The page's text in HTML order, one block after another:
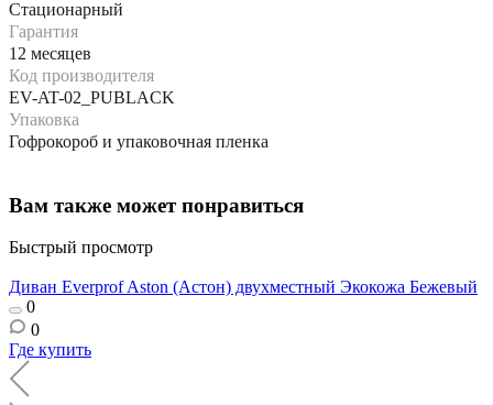
Стационарный
Гарантия
12 месяцев
Код производителя
EV-AT-02_PUBLACK
Упаковка
Гофрокороб и упаковочная пленка
Вам также может понравиться
Быстрый просмотр
Диван Everprof Aston (Астон) двухместный Экокожа Бежевый
0
0
Где купить